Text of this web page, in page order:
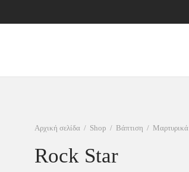
Αρχική σελίδα / Shop / Βάπτιση / Μαρτυρικά
Rock Star